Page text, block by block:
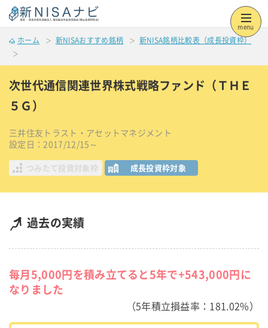
menu
ホーム 新NISAおすすめ銘柄 新NISA銘柄比較表（成長投資枠）
次世代通信関連世界株式戦略ファンド（ＴＨＥ
５Ｇ）
三井住友トラスト・アセットマネジメント
設定日：2017/12/15～
つみたて投資対象枠 成長投資枠対象
過去の実績
毎月5,000円を積み立てると5年で+543,000円に
なりました
（5年積立損益率：181.02%）